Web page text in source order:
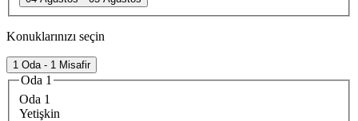
Konuklarınızı seçin
1 Oda - 1 Misafir
Oda 1
Oda 1
Yetişkin